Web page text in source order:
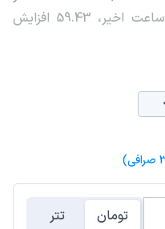
است و قیمت Choise.ai در 24 ساعت اخیر، 59.43 افزایش
تومان تتر